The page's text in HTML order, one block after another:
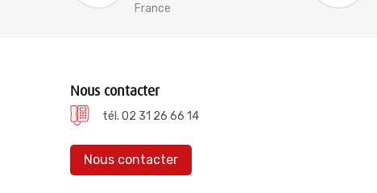
France
Nous contacter
tél. 02 31 26 66 14
Nous contacter